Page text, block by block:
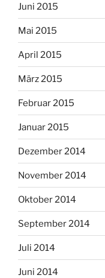
Juni 2015
Mai 2015
April 2015
März 2015
Februar 2015
Januar 2015
Dezember 2014
November 2014
Oktober 2014
September 2014
Juli 2014
Juni 2014